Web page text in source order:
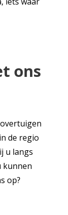
ons
de regio
u langs
kunnen
op?